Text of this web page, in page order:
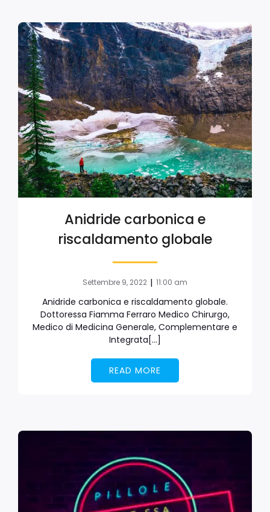
Anidride carbonica e
riscaldamento globale
Settembre 9, 2022 | 11:00 am
Anidride carbonica e riscaldamento globale.
Dottoressa Fiamma Ferraro Medico Chirurgo,
Medico di Medicina Generale, Complementare e
Integrata[…]
READ MORE